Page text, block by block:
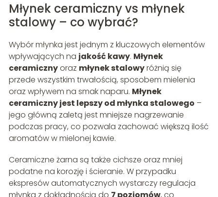
Młynek ceramiczny vs młynek
stalowy – co wybrać?
Wybór młynka jest jednym z kluczowych elementów
wpływających na jakość kawy. Młynek
ceramicznyoraz młynek stalowyróżnią się
przede wszystkim trwałością, sposobem mielenia
oraz wpływem na smak naparu. Młynek
ceramiczny jest lepszy od młynka stalowego –
jego główną zaletą jest mniejsze nagrzewanie
podczas pracy, co pozwala zachować większą ilość
aromatów w mielonej kawie.
Ceramiczne żarna są także cichsze oraz mniej
podatne na korozję i ścieranie. W przypadku
ekspresów automatycznych wystarczy regulacja